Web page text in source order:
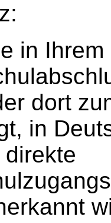
in
dort
in